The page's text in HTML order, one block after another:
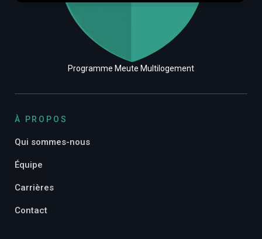
Programme Meute Multilogement
À PROPOS
Qui sommes-nous
Équipe
Carrières
Contact